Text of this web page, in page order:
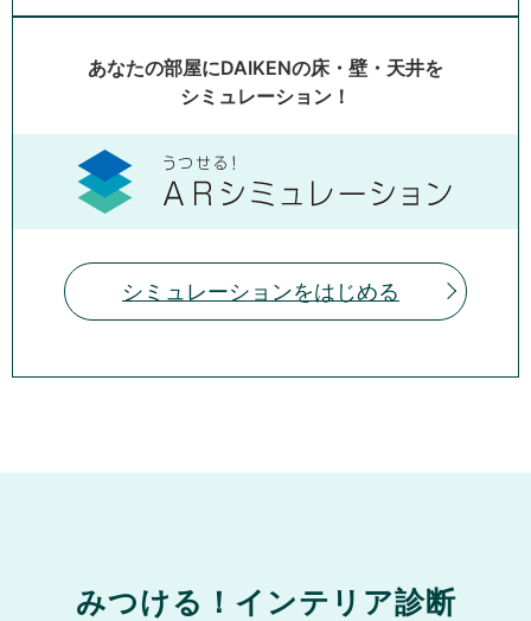
あなたの部屋にDAIKENの床・壁・天井を
シミュレーション！
シミュレーションをはじめる
みつける！インテリア診断